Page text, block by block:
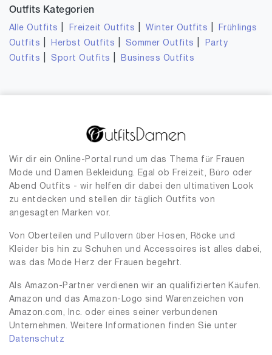
Outfits Kategorien
Alle Outfits Freizeit Outfits |Winter Outfits
Frühlings
Outfits
Herbst Outfits Sommer Outfits
Party
Outfits
Sport Outfits Business Outfits
Wir dir ein Online-Portal rund um das Thema für Frauen
Mode und Damen Bekleidung. Egal ob Freizeit, Büro oder
Abend Outfits - wir helfen dir dabei den ultimativen Look
zu entdecken und stellen dir täglich Outfits von
angesagten Marken vor.
Von Oberteilen und Pullovern über Hosen, Röcke und
Kleider bis hin zu Schuhen und Accessoires ist alles dabei,
was das Mode Herz der Frauen begehrt.
Als Amazon-Partner verdienen wir an qualifizierten Käufen.
Amazon und das Amazon-Logo sind Warenzeichen von
Amazon.com, Inc. oder eines seiner verbundenen
Unternehmen. Weitere Informationen finden Sie unter
Datenschutz